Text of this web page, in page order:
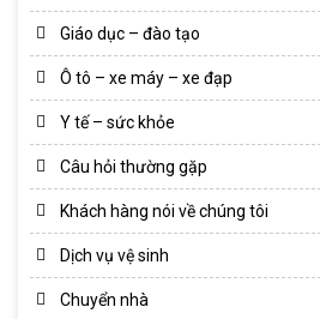
Giáo dục – đào tạo
Ô tô – xe máy – xe đạp
Y tế – sức khỏe
Câu hỏi thường gặp
Khách hàng nói về chúng tôi
Dịch vụ vệ sinh
Chuyển nhà